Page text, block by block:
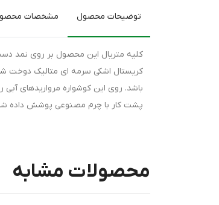
توضیحات محصول مشخصات
کلیه متریال این محصول بر روی نمد
کریستال اشکی سرمه ای متالیک دوخت
باشد. روی این کوشواره مرواریدهای
پشت کار با چرم مصنوعی پوشش داده
محصولات مشابه